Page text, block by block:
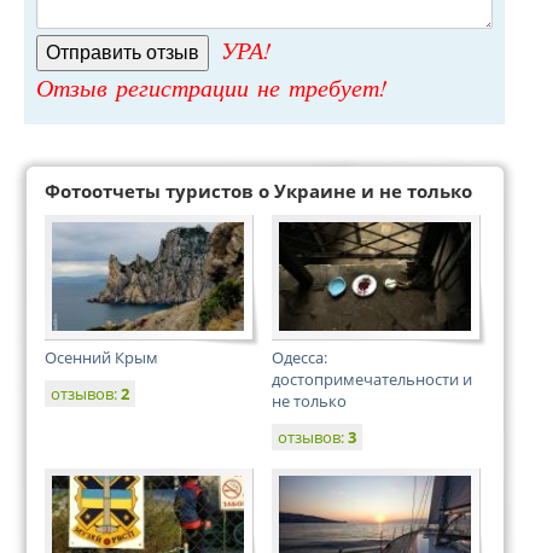
УРА!
Отзыв регистрации не требует!
Фотоотчеты туристов о Украине и не только
Осенний Крым
отзывов:2
Одесса:
достопримечательности и
не только
отзывов:3